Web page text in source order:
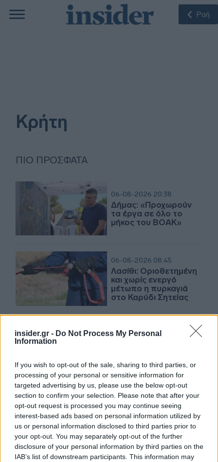
insider.gr - Do Not Process My Personal
Information
If you wish to opt-out of the sale, sharing to third parties, or
processing of your personal or sensitive information for
targeted advertising by us, please use the below opt-out
section to confirm your selection. Please note that after your
opt-out request is processed you may continue seeing
interest-based ads based on personal information utilized by
us or personal information disclosed to third parties prior to
your opt-out. You may separately opt-out of the further
disclosure of your personal information by third parties on the
IAB’s list of downstream participants. This information may
Ροή
Κρήτη
ΠΙΟ ΠΡΌΣΦΑΤΑ
06-08-2026 20:38
Δήμας: «Προχωρούν
τα έργα σε όλο το
μήκος του ΒΟΑΚ»
06-08-2026 08:45
Λασίθι: Οριοθετημένη
και χωρίς ενεργό
μέτωπο η πυρκαγιά
στο Καρύδι Σητείας
03-08-2026 14:44
πυρόπληκτων
επιχειρήσεων - Έως
1/10
01-08-2026 18:36
ΑΑΔΕ: Πρώτος
επιτόπιος έλεγχος για
αγροτικές επιδοτήσεις
- Έλεγχος σε 195
κτηνοτρόφους στην
Κρήτη